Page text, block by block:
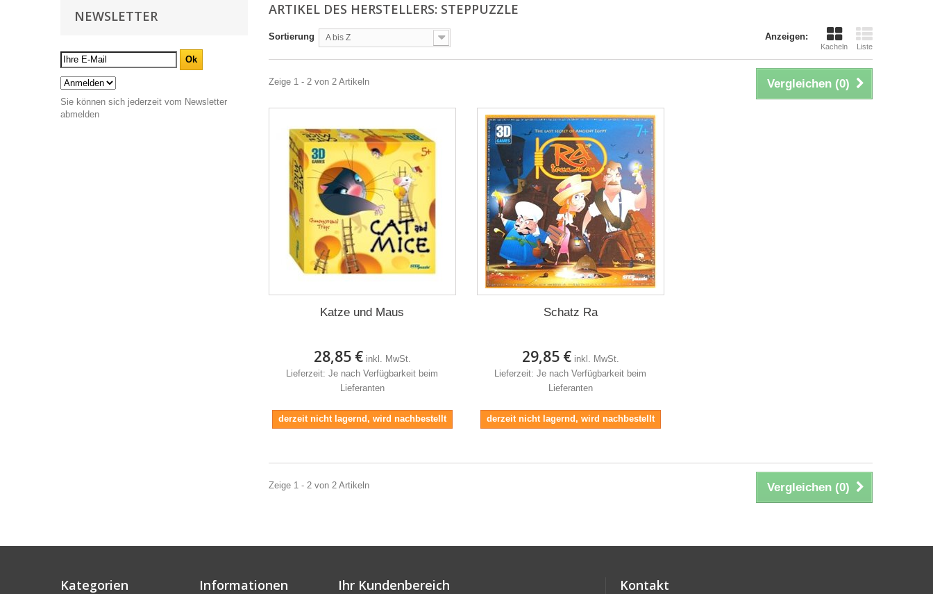
NEWSLETTER
Sie können sich jederzeit vom Newsletter
abmelden
ARTIKEL DES HERSTELLERS: STEPPUZZLE
Anzeigen:
Kacheln Liste
Sortierung A bis Z
Vergleichen (0)
Zeige 1 - 2 von 2 Artikeln
Katze und Maus
28,85 € inkl. MwSt.
Lieferzeit: Je nach Verfügbarkeit beim
Lieferanten
derzeit nicht lagernd, wird nachbestellt
Schatz Ra
29,85 € inkl. MwSt.
Lieferzeit: Je nach Verfügbarkeit beim
Lieferanten
derzeit nicht lagernd, wird nachbestellt
Vergleichen (0)
Zeige 1 - 2 von 2 Artikeln
Kategorien Informationen Ihr Kundenbereich Kontakt